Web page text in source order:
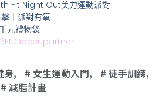
Fit Night Out美力運動派對
｜派對有氧
元禮物袋
身, 女生運動入門, 徒手訓練,
減脂計畫